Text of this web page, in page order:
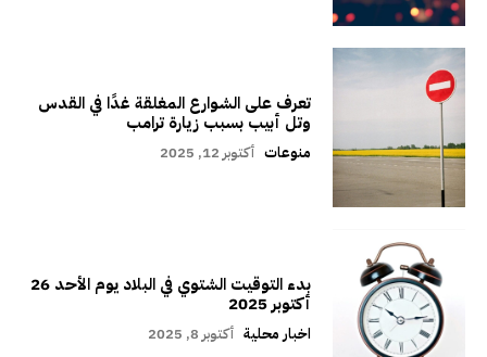
تعرف على الشوارع المغلقة غدًا في القدس
وتل أبيب بسبب زيارة ترامب
منوعات أكتوبر 12, 2025
بدء التوقيت الشتوي في البلاد يوم الأحد 26
أكتوبر 2025
اخبار محلية أكتوبر 8, 2025